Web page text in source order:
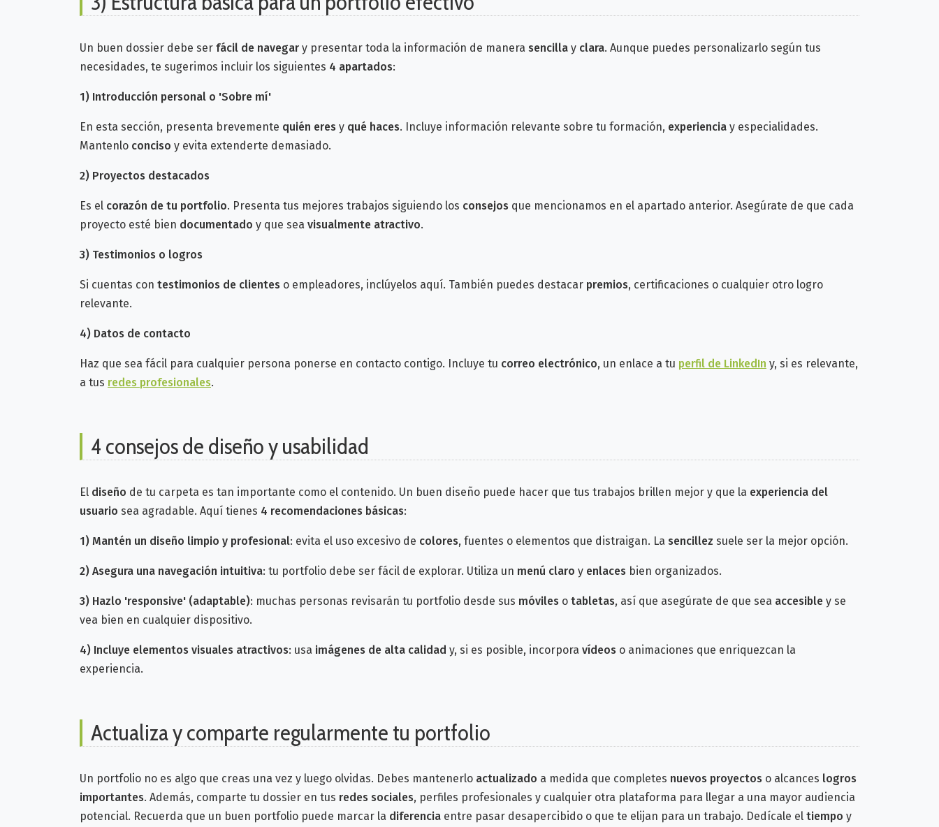
Un buen dossier debe ser fácil de navegar y presentar toda la información de manera sencilla y clara. Aunque puedes personalizarlo según tus
necesidades, te sugerimos incluir los siguientes 4 apartados:
1) Introducción personal o 'Sobre mí'
En esta sección, presenta brevemente quién eres y qué haces. Incluye información relevante sobre tu formación, experiencia y especialidades.
Mantenlo conciso y evita extenderte demasiado.
2) Proyectos destacados
Es el corazón de tu portfolio. Presenta tus mejores trabajos siguiendo los consejos que mencionamos en el apartado anterior. Asegúrate de que cada
proyecto esté bien documentado y que sea visualmente atractivo.
3) Testimonios o logros
Si cuentas con testimonios de clientes o empleadores, inclúyelos aquí. También puedes destacar premios, certificaciones o cualquier otro logro
relevante.
4) Datos de contacto
Haz que sea fácil para cualquier persona ponerse en contacto contigo. Incluye tu correo electrónico, un enlace a tu perfil de LinkedIn y, si es relevante,
a tus redes profesionales.
4 consejos de diseño y usabilidad
El diseño de tu carpeta es tan importante como el contenido. Un buen diseño puede hacer que tus trabajos brillen mejor y que la experiencia del
usuario sea agradable. Aquí tienes 4 recomendaciones básicas:
1) Mantén un diseño limpio y profesional: evita el uso excesivo de colores, fuentes o elementos que distraigan. La sencillez suele ser la mejor opción.
2) Asegura una navegación intuitiva: tu portfolio debe ser fácil de explorar. Utiliza un menú claro y enlaces bien organizados.
3) Hazlo 'responsive' (adaptable): muchas personas revisarán tu portfolio desde sus móviles o tabletas, así que asegúrate de que sea accesible y se
vea bien en cualquier dispositivo.
4) Incluye elementos visuales atractivos: usa imágenes de alta calidad y, si es posible, incorpora vídeos o animaciones que enriquezcan la
experiencia.
Actualiza y comparte regularmente tu portfolio
Un portfolio no es algo que creas una vez y luego olvidas. Debes mantenerlo actualizado a medida que completes nuevos proyectos o alcances logros
importantes. Además, comparte tu dossier en tus redes sociales, perfiles profesionales y cualquier otra plataforma para llegar a una mayor audiencia
potencial. Recuerda que un buen portfolio puede marcar la diferencia entre pasar desapercibido o que te elijan para un trabajo. Dedícale el tiempo y